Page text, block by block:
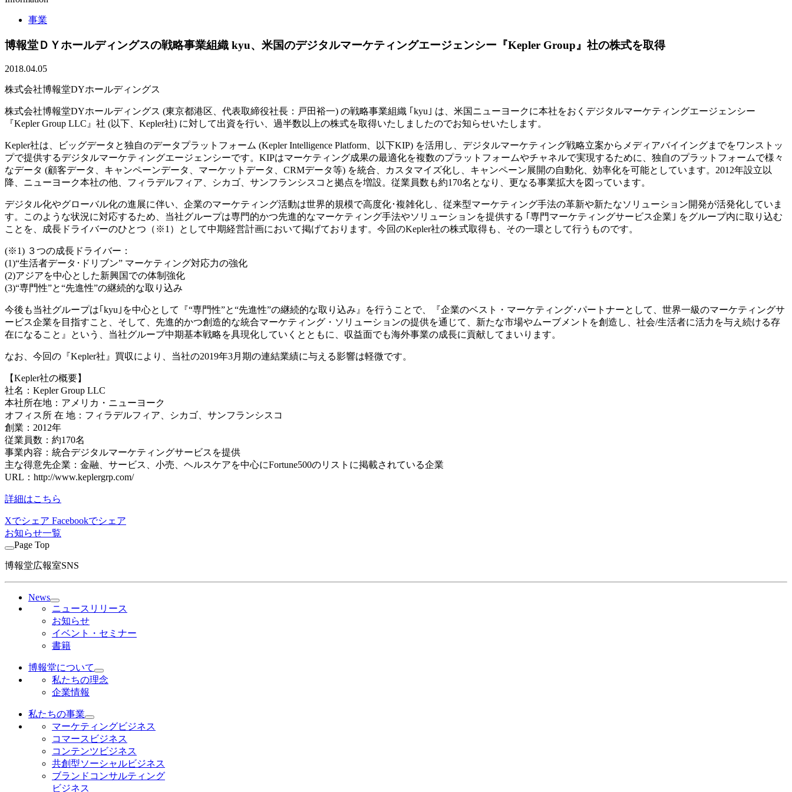
事業
博報堂ＤＹホールディングスの戦略事業組織 kyu、米国のデジタルマーケティングエージェンシー『Kepler Group』社の株式を取得
2018.04.05
株式会社博報堂DYホールディングス
株式会社博報堂DYホールディングス (東京都港区、代表取締役社長：戸田裕一) の戦略事業組織 ｢kyu｣ は、米国ニューヨークに本社をおくデジタルマーケティングエージェンシー
『Kepler Group LLC』社 (以下、Kepler社) に対して出資を行い、過半数以上の株式を取得いたしましたのでお知らせいたします。
Kepler社は、ビッグデータと独自のデータプラットフォーム (Kepler Intelligence Platform、以下KIP) を活用し、デジタルマーケティング戦略立案からメディアバイイングまでをワンストッ
プで提供するデジタルマーケティングエージェンシーです。KIPはマーケティング成果の最適化を複数のプラットフォームやチャネルで実現するために、独自のプラットフォームで様々
なデータ (顧客データ、キャンペーンデータ、マーケットデータ、CRMデータ等) を統合、カスタマイズ化し、キャンペーン展開の自動化、効率化を可能としています。2012年設立以
降、ニューヨーク本社の他、フィラデルフィア、シカゴ、サンフランシスコと拠点を増設。従業員数も約170名となり、更なる事業拡大を図っています。
デジタル化やグローバル化の進展に伴い、企業のマーケティング活動は世界的規模で高度化･複雑化し、従来型マーケティング手法の革新や新たなソリューション開発が活発化していま
す。このような状況に対応するため、当社グループは専門的かつ先進的なマーケティング手法やソリューションを提供する ｢専門マーケティングサービス企業｣ をグループ内に取り込む
ことを、成長ドライバーのひとつ（※1）として中期経営計画において掲げております。今回のKepler社の株式取得も、その一環として行うものです。
(※1) ３つの成長ドライバー：
(1)“生活者データ･ドリブン” マーケティング対応力の強化
(2)アジアを中心とした新興国での体制強化
(3)“専門性”と“先進性”の継続的な取り込み
今後も当社グループは｢kyu｣を中心として『“専門性”と“先進性”の継続的な取り込み』を行うことで、『企業のベスト・マーケティング･パートナーとして、世界一級のマーケティングサ
ービス企業を目指すこと、そして、先進的かつ創造的な統合マーケティング・ソリューションの提供を通じて、新たな市場やムーブメントを創造し、社会/生活者に活力を与え続ける存
在になること』という、当社グループ中期基本戦略を具現化していくとともに、収益面でも海外事業の成長に貢献してまいります。
なお、今回の『Kepler社』買収により、当社の2019年3月期の連結業績に与える影響は軽微です。
【Kepler社の概要】
社名：Kepler Group LLC
本社所在地：アメリカ・ニューヨーク
オフィス所 在 地：フィラデルフィア、シカゴ、サンフランシスコ
創業：2012年
従業員数：約170名
事業内容：統合デジタルマーケティングサービスを提供
主な得意先企業：金融、サービス、小売、ヘルスケアを中心にFortune500のリストに掲載されている企業
URL：http://www.keplergrp.com/
詳細はこちら
Xでシェア Facebookでシェア
お知らせ一覧
Page Top
博報堂広報室SNS
News
ニュースリリース
お知らせ
イベント・セミナー
書籍
博報堂について
私たちの理念
企業情報
私たちの事業
マーケティングビジネス
コマースビジネス
コンテンツビジネス
共創型ソーシャルビジネス
ブランドコンサルティング
ビジネス